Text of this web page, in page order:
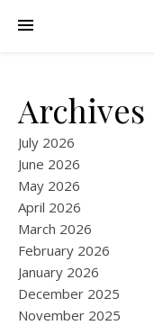
Archives
July 2026
June 2026
May 2026
April 2026
March 2026
February 2026
January 2026
December 2025
November 2025